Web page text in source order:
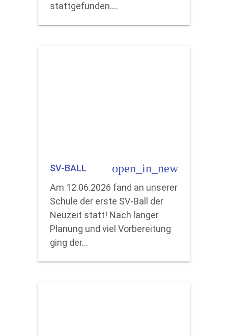
stattgefunden.…
SV-BALL open_in_new
Am 12.06.2026 fand an unserer
Schule der erste SV-Ball der
Neuzeit statt! Nach langer
Planung und viel Vorbereitung
ging der…